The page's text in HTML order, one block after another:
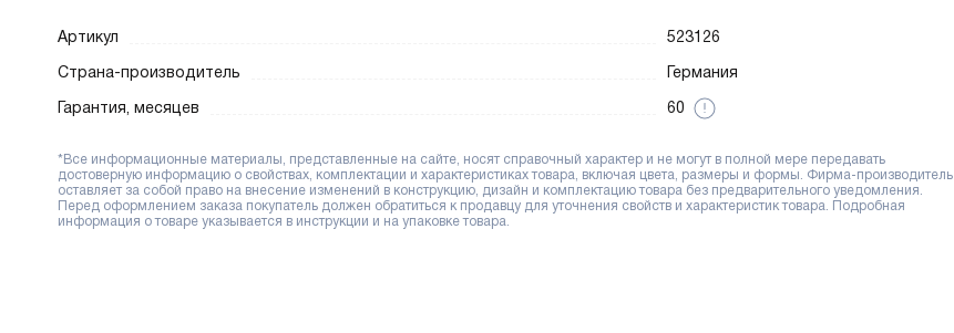
Артикул
523126
Страна-производитель
Германия
Гарантия, месяцев
60
*Все информационные материалы, представленные на сайте, носят справочный характер и не могут в полной мере передавать
достоверную информацию о свойствах, комплектации и характеристиках товара, включая цвета, размеры и формы. Фирма-производитель
оставляет за собой право на внесение изменений в конструкцию, дизайн и комплектацию товара без предварительного уведомления.
Перед оформлением заказа покупатель должен обратиться к продавцу для уточнения свойств и характеристик товара. Подробная
информация о товаре указывается в инструкции и на упаковке товара.